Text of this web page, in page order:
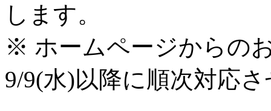
します。
※ ホームページからの
9/9(水)以降に順次対応